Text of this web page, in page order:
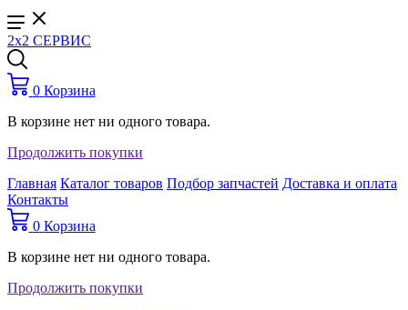
2x2 СЕРВИС
0 Корзина
В корзине нет ни одного товара.
Продолжить покупки
Главная Каталог товаров Подбор запчастей Доставка и оплата
Контакты
0 Корзина
В корзине нет ни одного товара.
Продолжить покупки